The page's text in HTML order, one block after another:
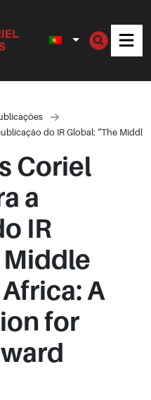
do IR Global: “The
Coriel
a
IR
Middle
A
for